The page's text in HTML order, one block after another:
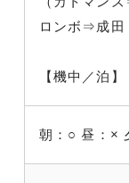
ロンボ⇒成田
【機中／泊】
朝：○ 昼：×